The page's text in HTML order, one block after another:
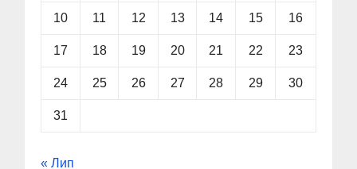
10 11 12 13 14 15 16
17 18 19 20 21 22 23
24 25 26 27 28 29 30
31
« Лип